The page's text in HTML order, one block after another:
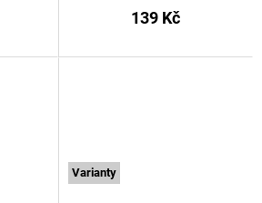
139 Kč
Varianty